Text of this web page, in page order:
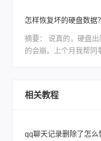
们都面临着一种紧迫感
而，市面上各种各样的
人眼花缭乱，我们应该
怎样恢复坏的硬盘数据
摘要：
的会崩。上个月我帮同
据？后来折腾了大半天
付费的顺序，把我试过
相关教程
qq聊天记录删除了怎